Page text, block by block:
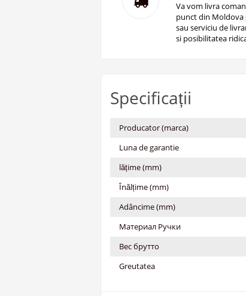
Va vom livra
punct din Moldova
sau serviciu de
si posibilitatea
Specificații
Producator (marca)
Luna de garantie
lățime (mm)
Înălțime (mm)
Adâncime (mm)
Материал Ручки
Вес брутто
Greutatea